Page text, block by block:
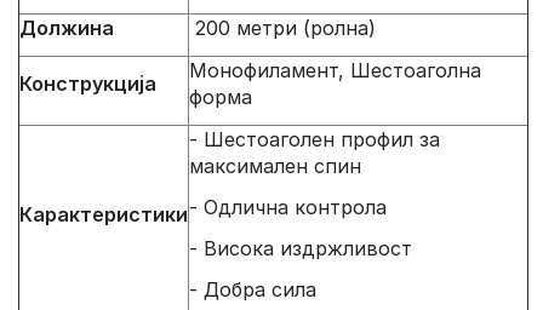
Должина
200 метри (ролна)
Конструкција
Монофиламент, Шестоаголна
форма
Карактеристики
- Шестоаголен профил за
максимален спин
- Одлична контрола
- Висока издржливост
- Добра сила